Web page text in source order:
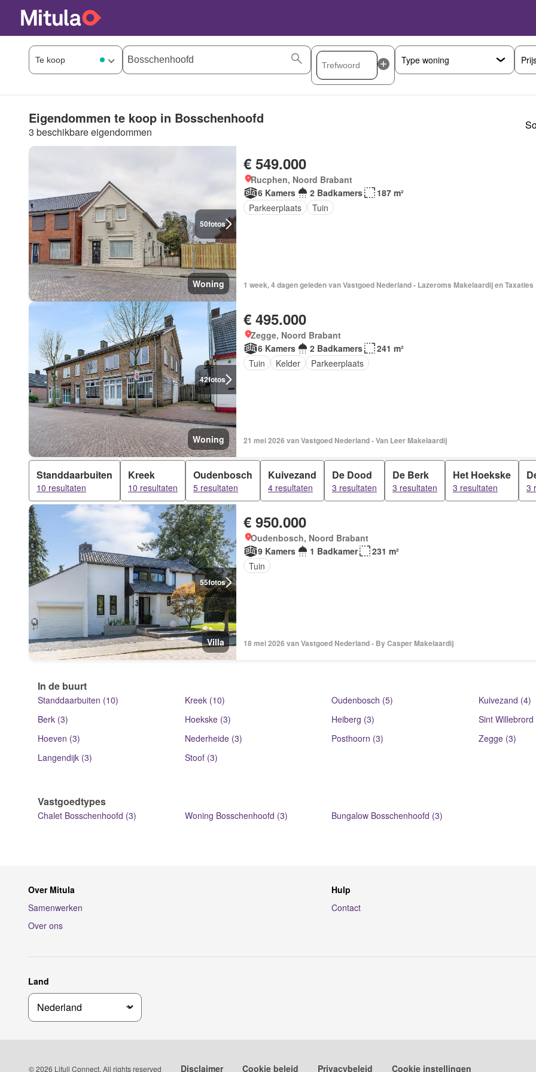
Eigendommen te koop in Bosschenhoofd
3 beschikbare eigendommen
50fotos
Woning
€ 549.000
Rucphen, Noord Brabant
6 Kamers
2 Badkamers
187 m²
Parkeerplaats
Tuin
1 week, 4 dagen geleden van Vastgoed Nederland - Lazeroms Makelaardij en Taxaties
42fotos
Woning
€ 495.000
Zegge, Noord Brabant
6 Kamers
2 Badkamers
241 m²
Tuin
Kelder Parkeerplaats
21 mei 2026 van Vastgoed Nederland - Van Leer Makelaardij
Standdaarbuiten
10 resultaten
Kreek
10 resultaten
Oudenbosch
5 resultaten
Kuivezand
4 resultaten
De Dood
3 resultaten
De Berk
3 resultaten
Het Hoekske
3 resultaten 3
55fotos
Villa
€ 950.000
Oudenbosch, Noord Brabant
9 Kamers
1 Badkamer
231 m²
Tuin
18 mei 2026 van Vastgoed Nederland - By Casper Makelaardij
In de buurt
Standdaarbuiten (10) Kreek (10) Oudenbosch (5) Kuivezand (4)
Berk (3)
Hoekske (3) Heiberg (3) Sint Willebrord
Hoeven (3)
Nederheide (3) Posthoorn (3) Zegge (3)
Langendijk (3)
Stoof (3)
Vastgoedtypes
Chalet Bosschenhoofd (3) Woning Bosschenhoofd (3) Bungalow Bosschenhoofd (3)
Over Mitula
Samenwerken
Over ons
Hulp
Contact
Land
© 2026 Lifull Connect, All rights reserved Disclaimer Cookie beleid Privacybeleid Cookie instellingen